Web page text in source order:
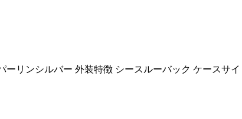
リンシルバー 外装特徴 シースルーバック ケースサイ